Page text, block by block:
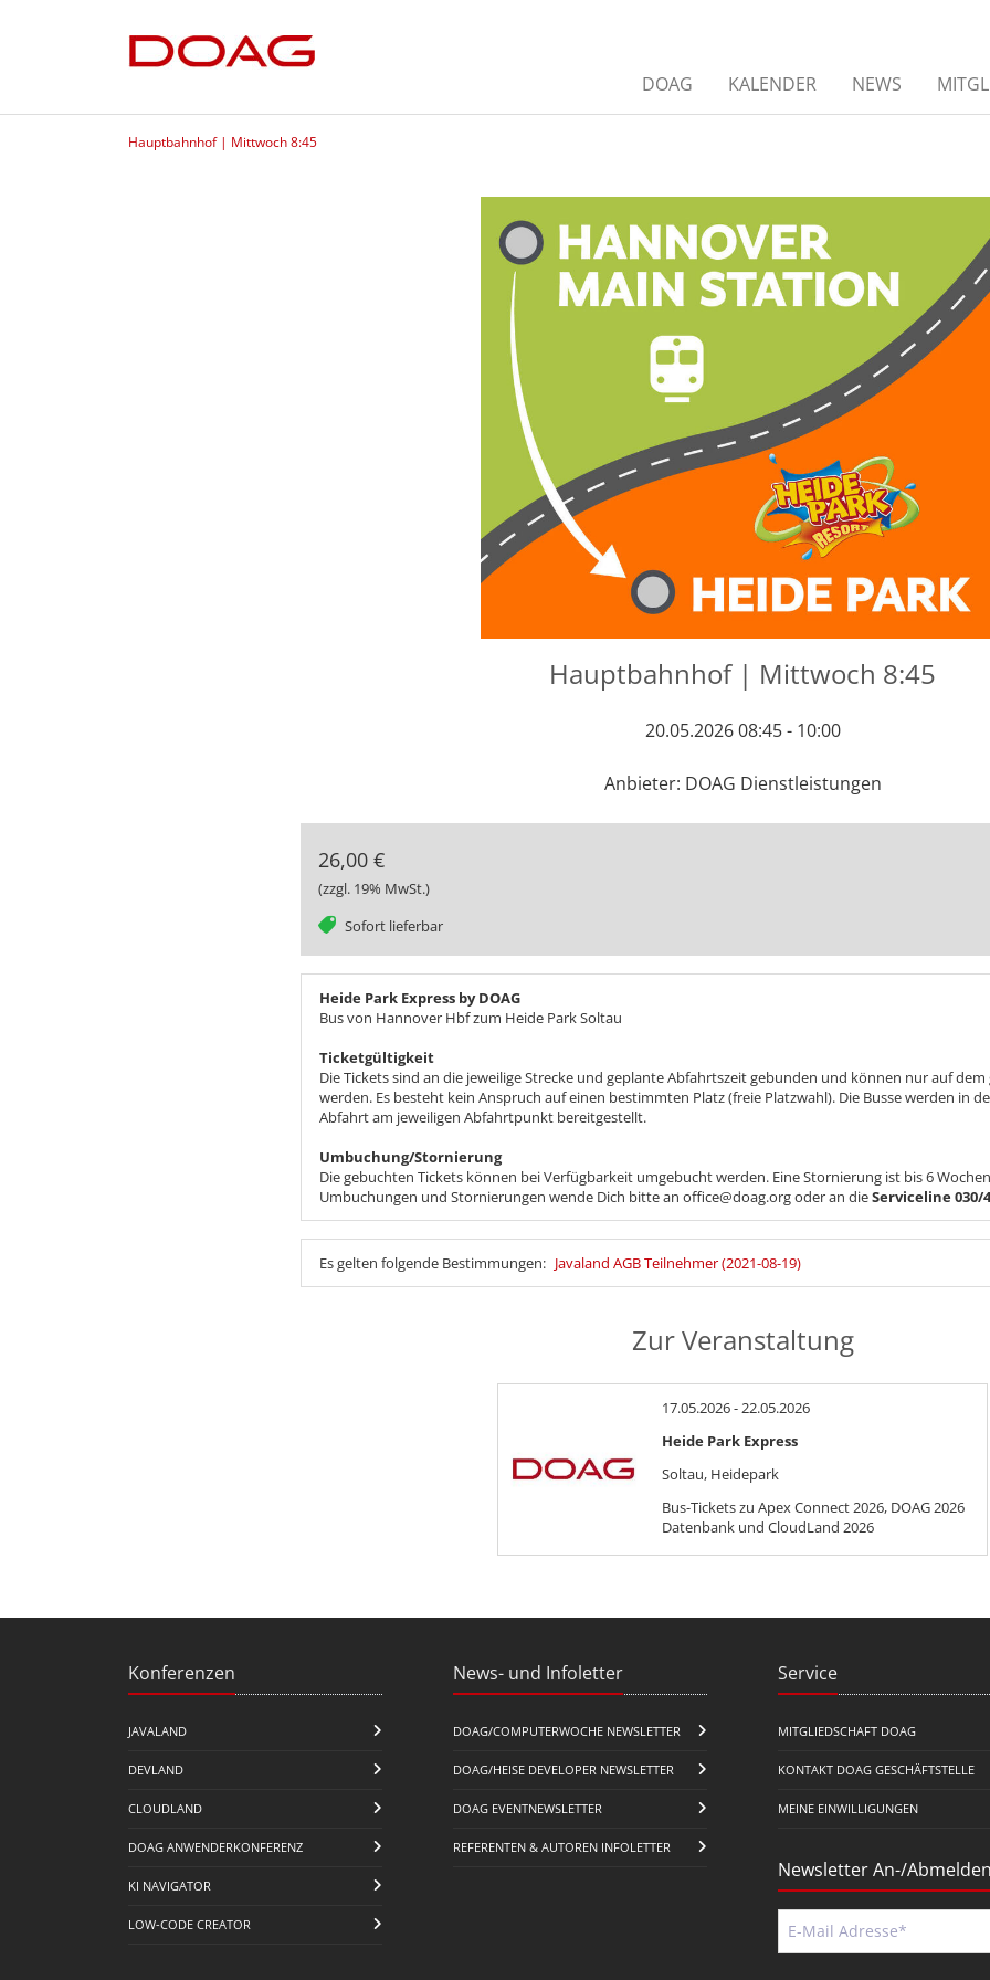
DOAG KALENDER NEWS
Hauptbahnhof | Mittwoch 8:45
Hauptbahnhof | Mittwoch 8:45
20.05.2026 08:45 - 10:00
Anbieter: DOAG Dienstleistungen
26,00 €
(zzgl. 19% MwSt.)
Sofort lieferbar
tag
Heide Park Express by DOAG
Bus von Hannover Hbf zum Heide Park Soltau
Ticketgültigkeit
Die Tickets sind an die jeweilige Strecke und geplante Abfahrtszeit gebunden und können nur auf
werden. Es besteht kein Anspruch auf einen bestimmten Platz (freie Platzwahl). Die Busse werden in
Abfahrt am jeweiligen Abfahrtpunkt bereitgestellt.
Umbuchung/Stornierung
Die gebuchten Tickets können bei Verfügbarkeit umgebucht werden. Eine Stornierung ist bis 6
Umbuchungen und Stornierungen wende Dich bitte an office@doag.org oder an dieServiceline 030/
Es gelten folgende Bestimmungen: Javaland AGB Teilnehmer (2021-08-19)
Zur Veranstaltung
17.05.2026 - 22.05.2026
Heide Park Express
Soltau, Heidepark
Bus-Tickets zu Apex Connect 2026, DOAG 2026
Datenbank und CloudLand 2026
Konferenzen
JAVALAND
DEVLAND
CLOUDLAND
DOAG ANWENDERKONFERENZ
KI NAVIGATOR
LOW-CODE CREATOR
News- und Infoletter
DOAG/COMPUTERWOCHE NEWSLETTER
DOAG/HEISE DEVELOPER NEWSLETTER
DOAG EVENTNEWSLETTER
REFERENTEN & AUTOREN INFOLETTER
Service
MITGLIEDSCHAFT DOAG
KONTAKT DOAG GESCHÄFTSTELLE
MEINE EINWILLIGUNGEN
Newsletter An-/Abmelden